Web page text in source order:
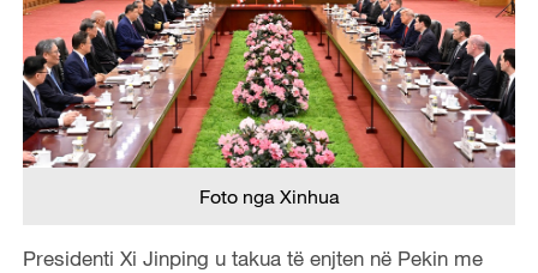
Foto nga Xinhua
Presidenti Xi Jinping u takua të enjten në Pekin me